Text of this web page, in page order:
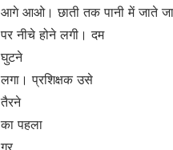
आगे आओ। छाती तक पानी में जाते
पर नीचे होने लगी। दम
घुटने
लगा। प्रशिक्षक उसे
तैरने
का पहला
गुर